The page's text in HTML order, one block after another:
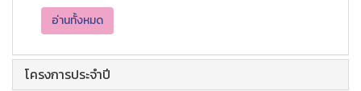
อ่านทั้งหมด
โครงการประจำปี